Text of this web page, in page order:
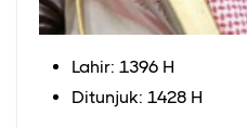
Lahir: 1396 H
Ditunjuk: 1428 H